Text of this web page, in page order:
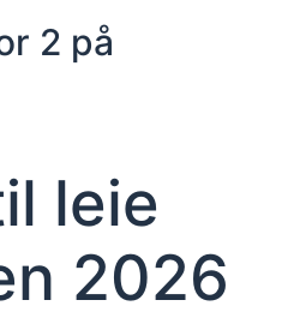
2 på
leie
2026